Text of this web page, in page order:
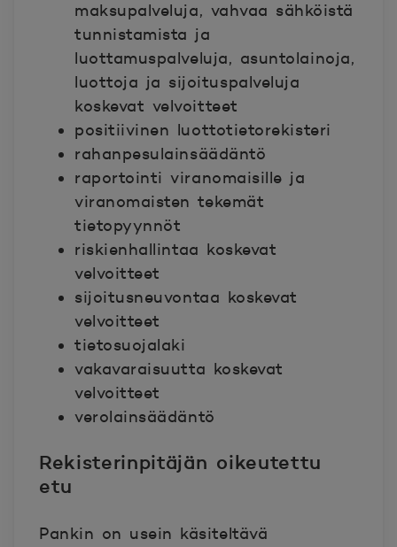
maksupalveluja, vahvaa sähköistä
tunnistamista ja
luottamuspalveluja, asuntolainoja,
luottoja ja sijoituspalveluja
koskevat velvoitteet
positiivinen luottotietorekisteri
rahanpesulainsäädäntö
raportointi viranomaisille ja
viranomaisten tekemät
tietopyynnöt
riskienhallintaa koskevat
velvoitteet
sijoitusneuvontaa koskevat
velvoitteet
tietosuojalaki
vakavaraisuutta koskevat
velvoitteet
verolainsäädäntö
Rekisterinpitäjän oikeutettu
etu
Pankin on usein käsiteltävä